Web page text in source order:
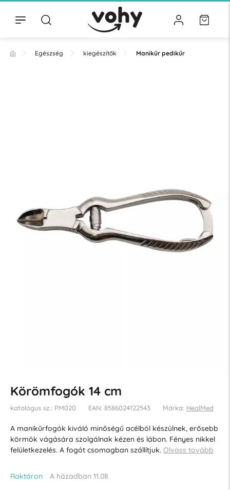
Egészség kiegészítők Manikűr pedikűr
Körömfogók 14 cm
katalógus sz.: PM020 EAN: 8586024122543 Márka: HealMed
A manikűrfogók kiváló minőségű acélból készülnek, erősebb
körmök vágására szolgálnak kézen és lábon. Fényes nikkel
felületkezelés. A fogót csomagban szállítjuk. Olvass tovább
Raktáron A házadban 11.08